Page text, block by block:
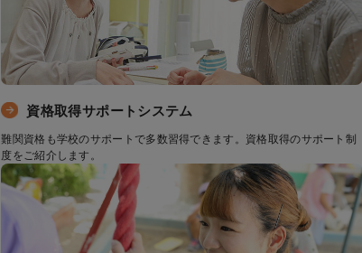
資格取得サポートシステム
難関資格も学校のサポートで多数習得できます。資格取得のサポート制
度をご紹介します。